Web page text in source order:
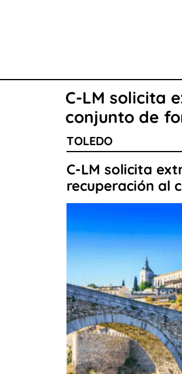
C-LM solicita
conjunto de
TOLEDO
C-LM solicita
recuperación al